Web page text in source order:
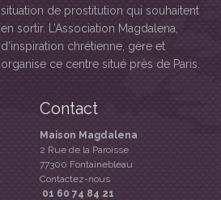
situation de prostitution qui souhaitent
en sortir. L’Association Magdalena,
d’inspiration chrétienne, gère et
organise ce centre situé près de Paris.
Contact
Maison Magdalena
2 Rue de la Paroisse
77300 Fontainebleau
Contactez-nous
01 60 74 84 21